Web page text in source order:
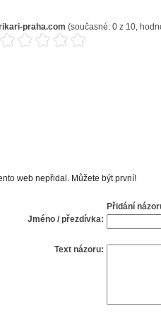
praha.com (současné: 0 z 10,
web nepřidal. Můžete být první!
Přidání
Jméno / přezdívka:
Text názoru: